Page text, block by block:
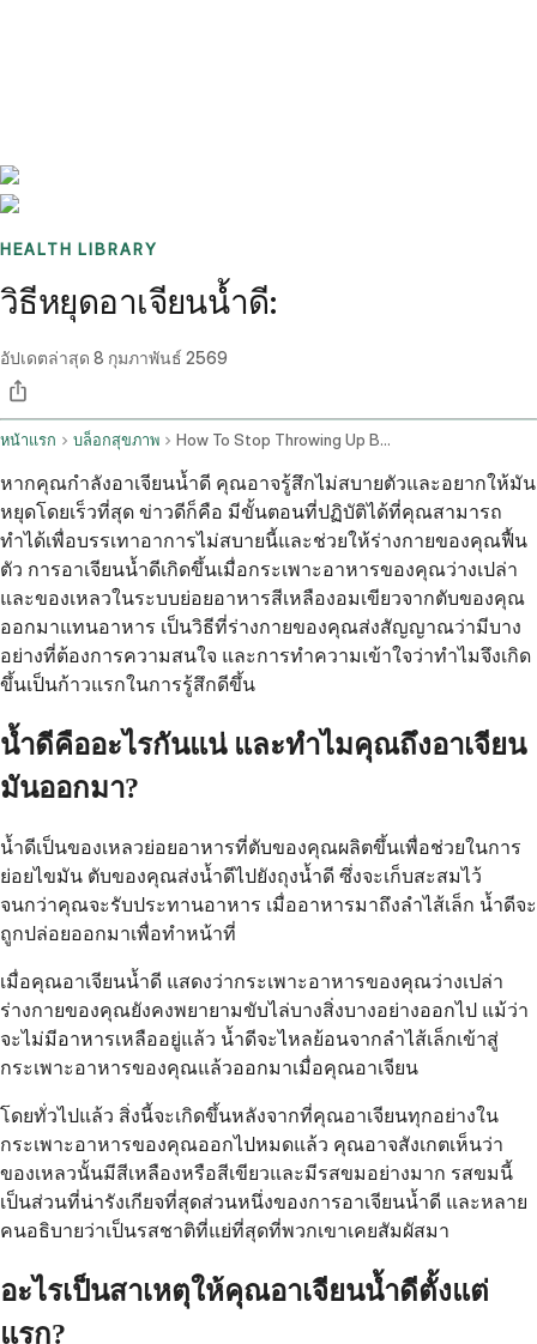
HEALTH LIBRARY
วิธีหยุดอาเจียนน้ำดี:
อัปเดตล่าสุด 8 กุมภาพันธ์ 2569
หน้าแรก บล็อกสุขภาพ How To Stop Throwing Up Bile
หากคุณกำลังอาเจียนน้ำดี คุณอาจรู้สึกไม่สบายตัวและอยากให้มัน
หยุดโดยเร็วที่สุด ข่าวดีก็คือ มีขั้นตอนที่ปฏิบัติได้ที่คุณสามารถ
ทำได้เพื่อบรรเทาอาการไม่สบายนี้และช่วยให้ร่างกายของคุณฟื้น
ตัว การอาเจียนน้ำดีเกิดขึ้นเมื่อกระเพาะอาหารของคุณว่างเปล่า
และของเหลวในระบบย่อยอาหารสีเหลืองอมเขียวจากตับของคุณ
ออกมาแทนอาหาร เป็นวิธีที่ร่างกายของคุณส่งสัญญาณว่ามีบาง
อย่างที่ต้องการความสนใจ และการทำความเข้าใจว่าทำไมจึงเกิด
ขึ้นเป็นก้าวแรกในการรู้สึกดีขึ้น
น้ำดีคืออะไรกันแน่ และทำไมคุณถึงอาเจียน
มันออกมา?
น้ำดีเป็นของเหลวย่อยอาหารที่ตับของคุณผลิตขึ้นเพื่อช่วยในการ
ย่อยไขมัน ตับของคุณส่งน้ำดีไปยังถุงน้ำดี ซึ่งจะเก็บสะสมไว้
จนกว่าคุณจะรับประทานอาหาร เมื่ออาหารมาถึงลำไส้เล็ก น้ำดีจะ
ถูกปล่อยออกมาเพื่อทำหน้าที่
เมื่อคุณอาเจียนน้ำดี แสดงว่ากระเพาะอาหารของคุณว่างเปล่า
ร่างกายของคุณยังคงพยายามขับไล่บางสิ่งบางอย่างออกไป แม้ว่า
จะไม่มีอาหารเหลืออยู่แล้ว น้ำดีจะไหลย้อนจากลำไส้เล็กเข้าสู่
กระเพาะอาหารของคุณแล้วออกมาเมื่อคุณอาเจียน
โดยทั่วไปแล้ว สิ่งนี้จะเกิดขึ้นหลังจากที่คุณอาเจียนทุกอย่างใน
กระเพาะอาหารของคุณออกไปหมดแล้ว คุณอาจสังเกตเห็นว่า
ของเหลวนั้นมีสีเหลืองหรือสีเขียวและมีรสขมอย่างมาก รสขมนี้
เป็นส่วนที่น่ารังเกียจที่สุดส่วนหนึ่งของการอาเจียนน้ำดี และหลาย
คนอธิบายว่าเป็นรสชาติที่แย่ที่สุดที่พวกเขาเคยสัมผัสมา
อะไรเป็นสาเหตุให้คุณอาเจียนน้ำดีตั้งแต่
แรก?